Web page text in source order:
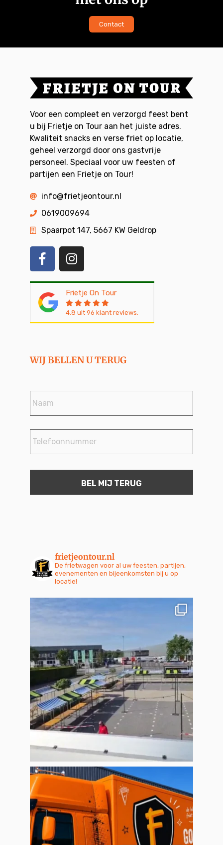
Contact
Voor een compleet en verzorgd feest bent
u bij Frietje on Tour aan het juiste adres.
Kwaliteit snacks en verse friet op locatie,
geheel verzorgd door ons gastvrije
personeel. Speciaal voor uw feesten of
partijen een Frietje on Tour!
info@frietjeontour.nl
0619009694
Spaarpot 147, 5667 KW Geldrop
Frietje On Tour
4.8 uit 96 klant reviews.
WIJ BELLEN U TERUG
Naam *
Telefoonnummer *
frietjeontour.nl
De frietwagen voor al uw feesten, partijen,
evenementen en bijeenkomsten bij u op
locatie!